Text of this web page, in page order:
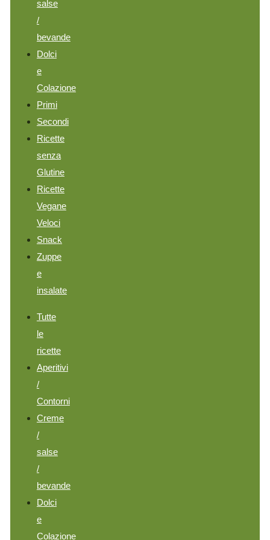
salse
/
bevande
Dolci
e
Colazione
Primi
Secondi
Ricette
senza
Glutine
Ricette
Vegane
Veloci
Snack
Zuppe
e
insalate
Tutte
le
ricette
Aperitivi
/
Contorni
Creme
/
salse
/
bevande
Dolci
e
Colazione